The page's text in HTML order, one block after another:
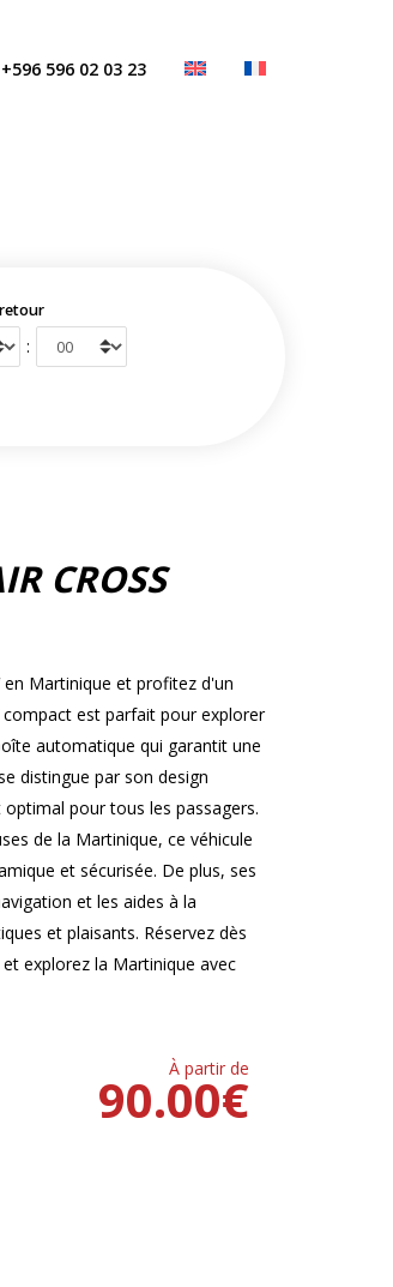
+596 596 02 03 23
:
CROSS
en Martinique et profitez d'un
est parfait pour explorer
automatique qui garantit une
distingue par son design
pour tous les passagers.
de la Martinique, ce véhicule
et sécurisée. De plus, ses
et les aides à la
et plaisants. Réservez dès
explorez la Martinique avec
À partir de
€
90.00